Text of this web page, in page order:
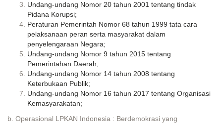
Undang-undang Nomor 20 tahun 2001 tentang tindak
Pidana Korupsi;
Peraturan Pemerintah Nomor 68 tahun 1999 tata cara
pelaksanaan peran serta masyarakat dalam
penyelengaraan Negara;
Undang-undang Nomor 9 tahun 2015 tentang
Pemerintahan Daerah;
Undang-undang Nomor 14 tahun 2008 tentang
Keterbukaan Publik;
Undang-undang Nomor 16 tahun 2017 tentang Organisasi
Kemasyarakatan;
b. Operasional LPKAN Indonesia : Berdemokrasi yang